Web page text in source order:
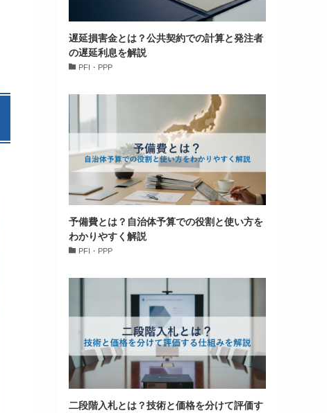
遅延損害金とは？公共契約での計算と発注者
の遅延利息を解説
PFI・PPP
予備費とは？自治体予算での役割と使い方を
わかりやすく解説
PFI・PPP
二段階入札とは？技術と価格を分けて評価す